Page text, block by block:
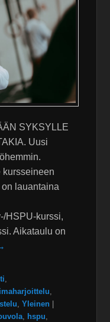
SYKSYLLE
Uusi
kursseineen
lauantaina
HSPU-kurssi,
Aikataulu on
,
,
,Yleinen
, hspu,